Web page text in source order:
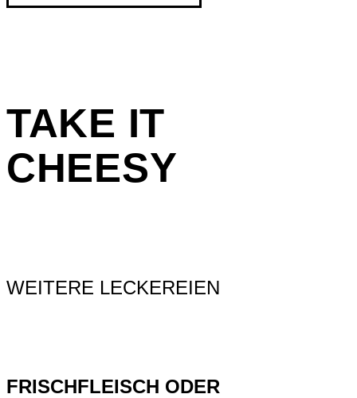
TAKE IT
CHEESY
WEITERE LECKEREIEN
FRISCHFLEISCH ODER